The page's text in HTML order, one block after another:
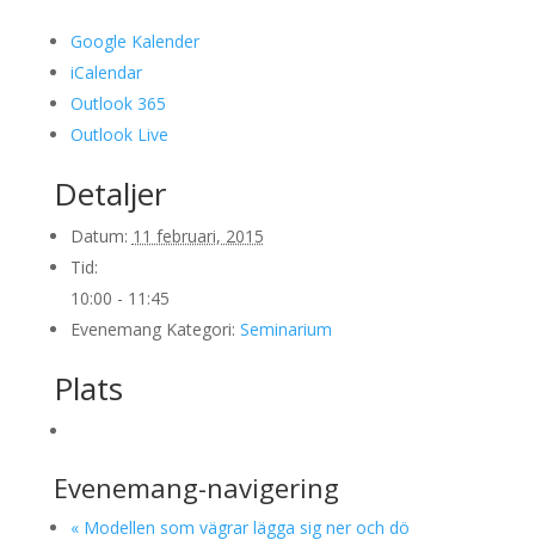
Google Kalender
iCalendar
Outlook 365
Outlook Live
Detaljer
Datum: 11 februari, 2015
Tid:
10:00 - 11:45
Evenemang Kategori: Seminarium
Plats
Evenemang-navigering
«Modellen som vägrar lägga sig ner och dö